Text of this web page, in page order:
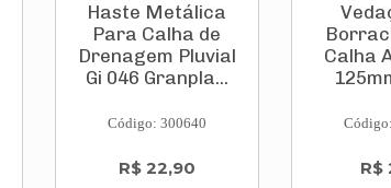
Haste Metálica
Para Calha de
Drenagem Pluvial
Gi 046 Granpla...
Código: 300640
R$ 22,90
Calha
R$